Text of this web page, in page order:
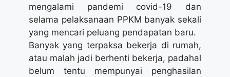
mengalami pandemi covid-19 dan
selama pelaksanaan PPKM banyak sekali
yang mencari peluang pendapatan baru.
Banyak yang terpaksa bekerja di rumah,
atau malah jadi berhenti bekerja, padahal
belum tentu mempunyai penghasilan